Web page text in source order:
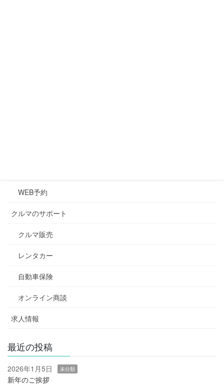
WEB予約
クルマのサポート
クルマ販売
レンタカー
自動車保険
オンライン商談
求人情報
最近の投稿
2026年1月5日 未分類
新年のご挨拶